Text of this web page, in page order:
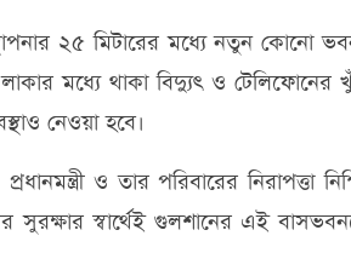
২৫ মিটারের মধ্যে নতুন কোনো ভবন
মধ্যে থাকা বিদ্যুৎ ও টেলিফোনের
নেওয়া হবে।
প্রধানমন্ত্রী ও তার পরিবারের নিরাপত্তা
সুরক্ষার স্বার্থেই গুলশানের এই